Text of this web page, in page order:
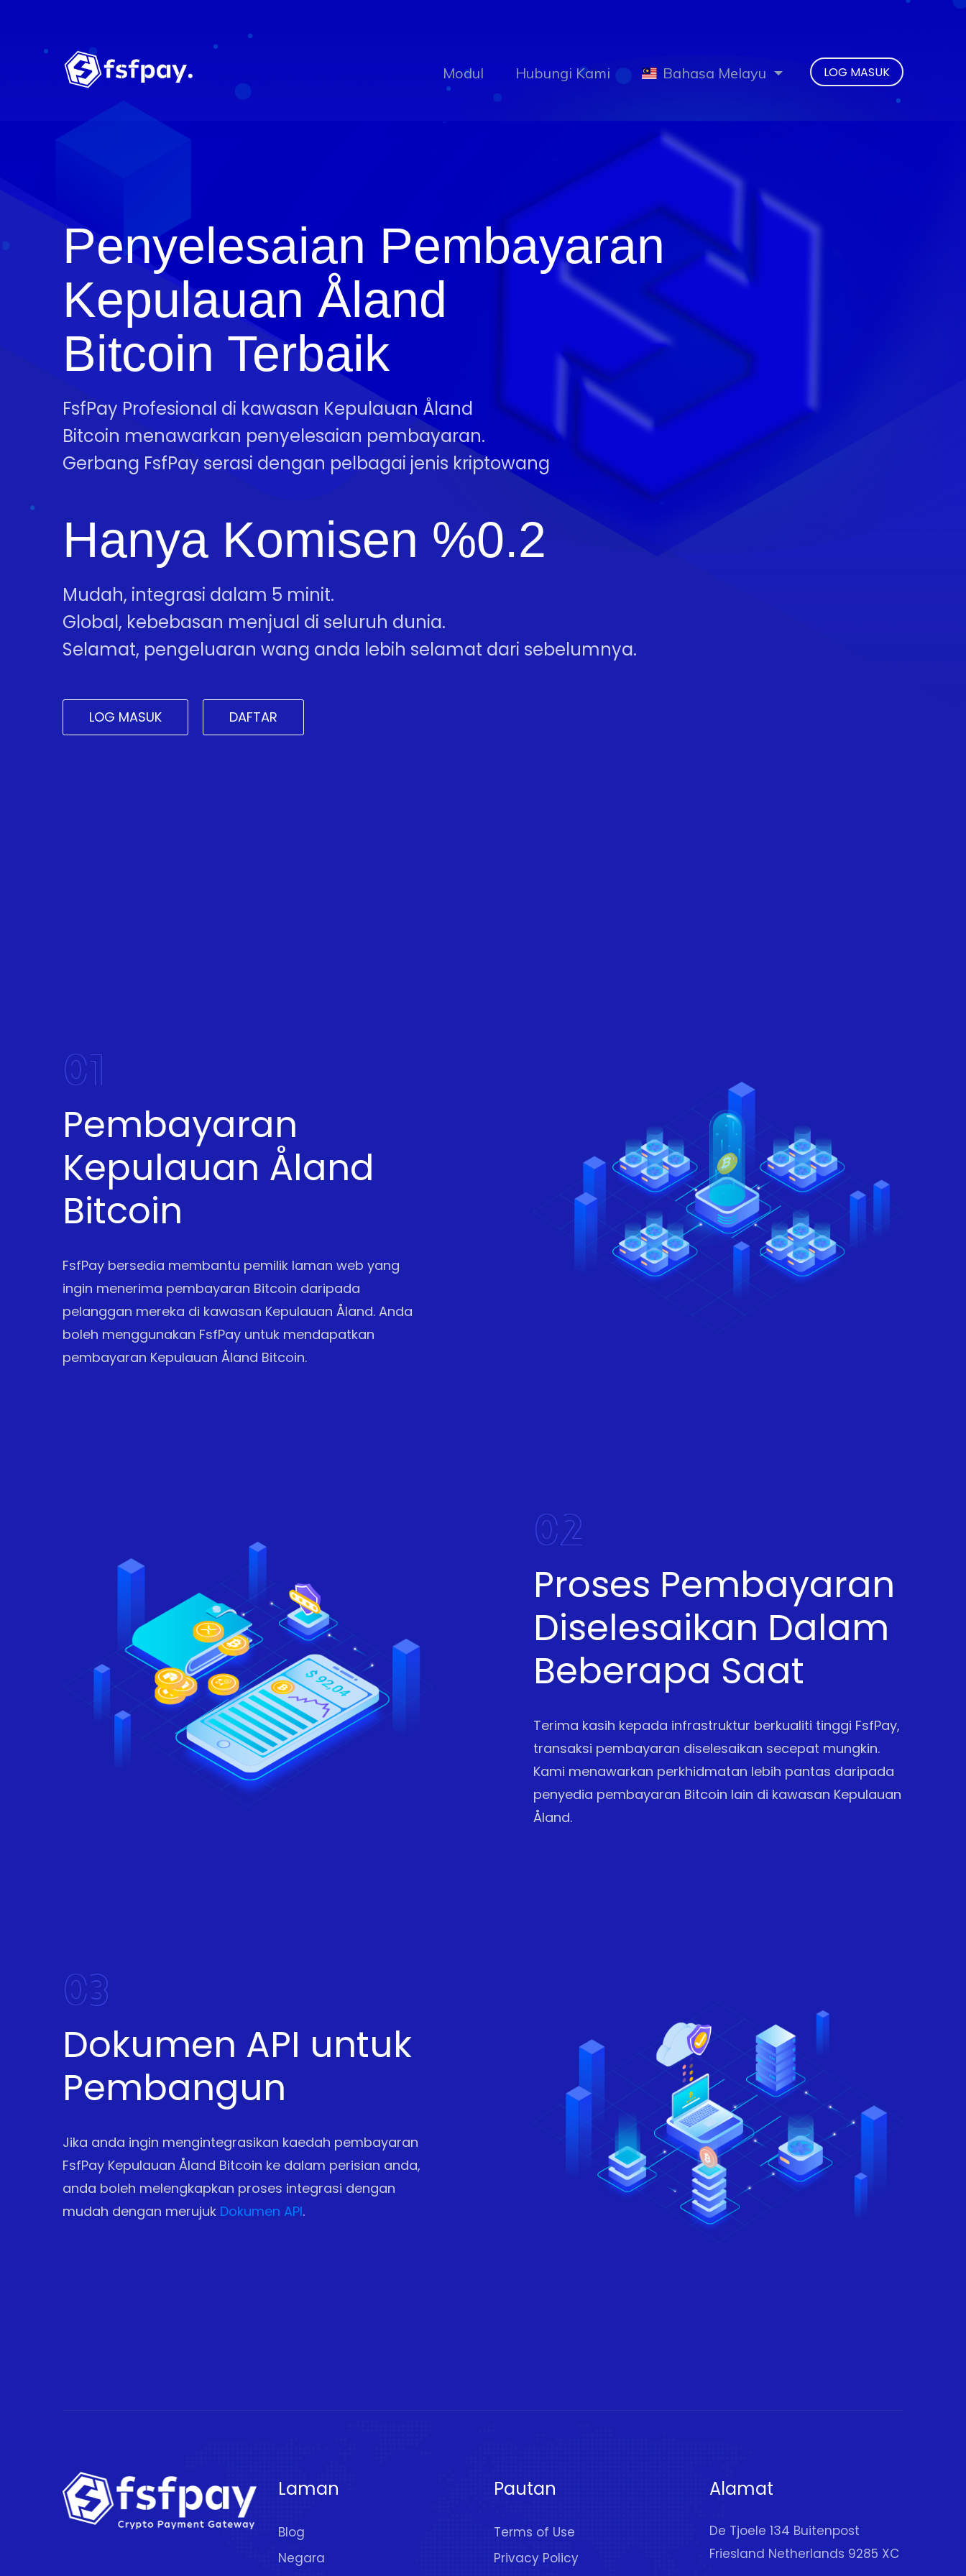
LOG MASUK
Modul Hubungi Kami Bahasa Melayu
Penyelesaian Pembayaran
Kepulauan Åland
Bitcoin Terbaik
FsfPay Profesional di kawasan Kepulauan Åland
Bitcoin menawarkan penyelesaian pembayaran.
Gerbang FsfPay serasi dengan pelbagai jenis kriptowang
Hanya Komisen %0.2
Mudah, integrasi dalam 5 minit.
Global, kebebasan menjual di seluruh dunia.
Selamat, pengeluaran wang anda lebih selamat dari sebelumnya.
LOG MASUK DAFTAR
01
Pembayaran
Kepulauan Åland
Bitcoin
FsfPay bersedia membantu pemilik laman web yang
ingin menerima pembayaran Bitcoin daripada
pelanggan mereka di kawasan Kepulauan Åland. Anda
boleh menggunakan FsfPay untuk mendapatkan
pembayaran Kepulauan Åland Bitcoin.
02
Proses Pembayaran
Diselesaikan Dalam
Beberapa Saat
Terima kasih kepada infrastruktur berkualiti tinggi FsfPay,
transaksi pembayaran diselesaikan secepat mungkin.
Kami menawarkan perkhidmatan lebih pantas daripada
penyedia pembayaran Bitcoin lain di kawasan Kepulauan
Åland.
03
Dokumen API untuk
Pembangun
Jika anda ingin mengintegrasikan kaedah pembayaran
FsfPay Kepulauan Åland Bitcoin ke dalam perisian anda,
anda boleh melengkapkan proses integrasi dengan
mudah dengan merujuk Dokumen API.
Laman
Blog
Negara
Pautan
Terms of Use
Privacy Policy
Alamat
De Tjoele 134 Buitenpost
Friesland Netherlands 9285 XC